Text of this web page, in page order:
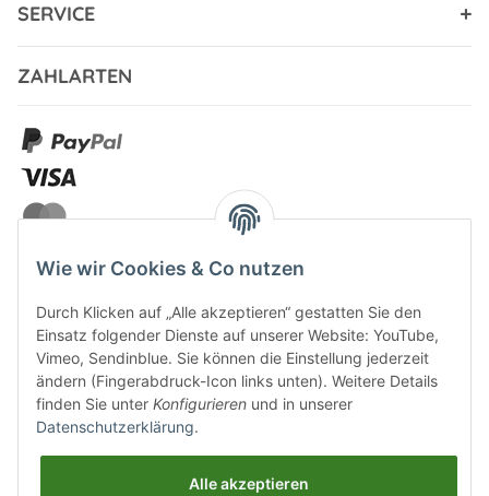
SERVICE
ZAHLARTEN
VERSANDARTEN
Wie wir Cookies & Co nutzen
Durch Klicken auf „Alle akzeptieren“ gestatten Sie den
Einsatz folgender Dienste auf unserer Website: YouTube,
Vimeo, Sendinblue. Sie können die Einstellung jederzeit
ändern (Fingerabdruck-Icon links unten). Weitere Details
finden Sie unter Konfigurieren und in unserer
Datenschutzerklärung.
Alle akzeptieren